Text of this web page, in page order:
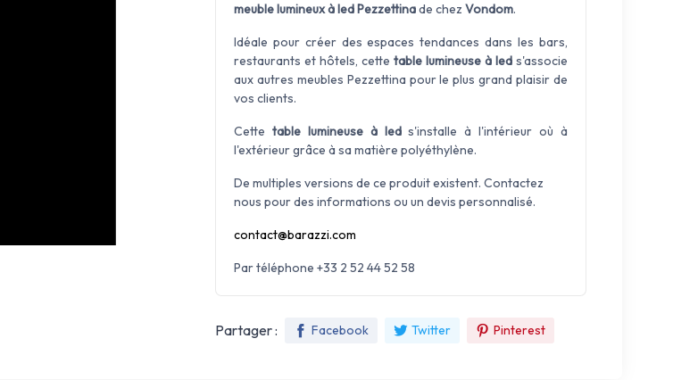
meuble lumineux à led Pezzettinade chez Vondom.
Idéale pour créer des espaces tendances dans les bars,
restaurants et hôtels, cette table lumineuse à leds'associe
aux autres meubles Pezzettina pour le plus grand plaisir de
vos clients.
Cette table lumineuse à leds'installe à l'intérieur où à
l'extérieur grâce à sa matière polyéthylène.
De multiples versions de ce produit existent. Contactez
nous pour des informations ou un devis personnalisé.
contact@barazzi.com
Par téléphone +33 2 52 44 52 58
Partager : Facebook Twitter Pinterest